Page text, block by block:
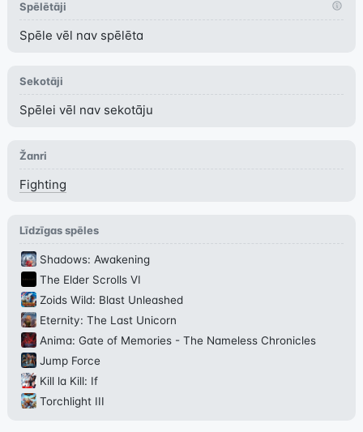
Spēlētāji
Spēle vēl nav spēlēta
Sekotāji
Spēlei vēl nav sekotāju
Žanri
Fighting
Līdzīgas spēles
Shadows: Awakening
The Elder Scrolls VI
Zoids Wild: Blast Unleashed
Eternity: The Last Unicorn
Anima: Gate of Memories - The Nameless Chronicles
Jump Force
Kill la Kill: If
Torchlight III